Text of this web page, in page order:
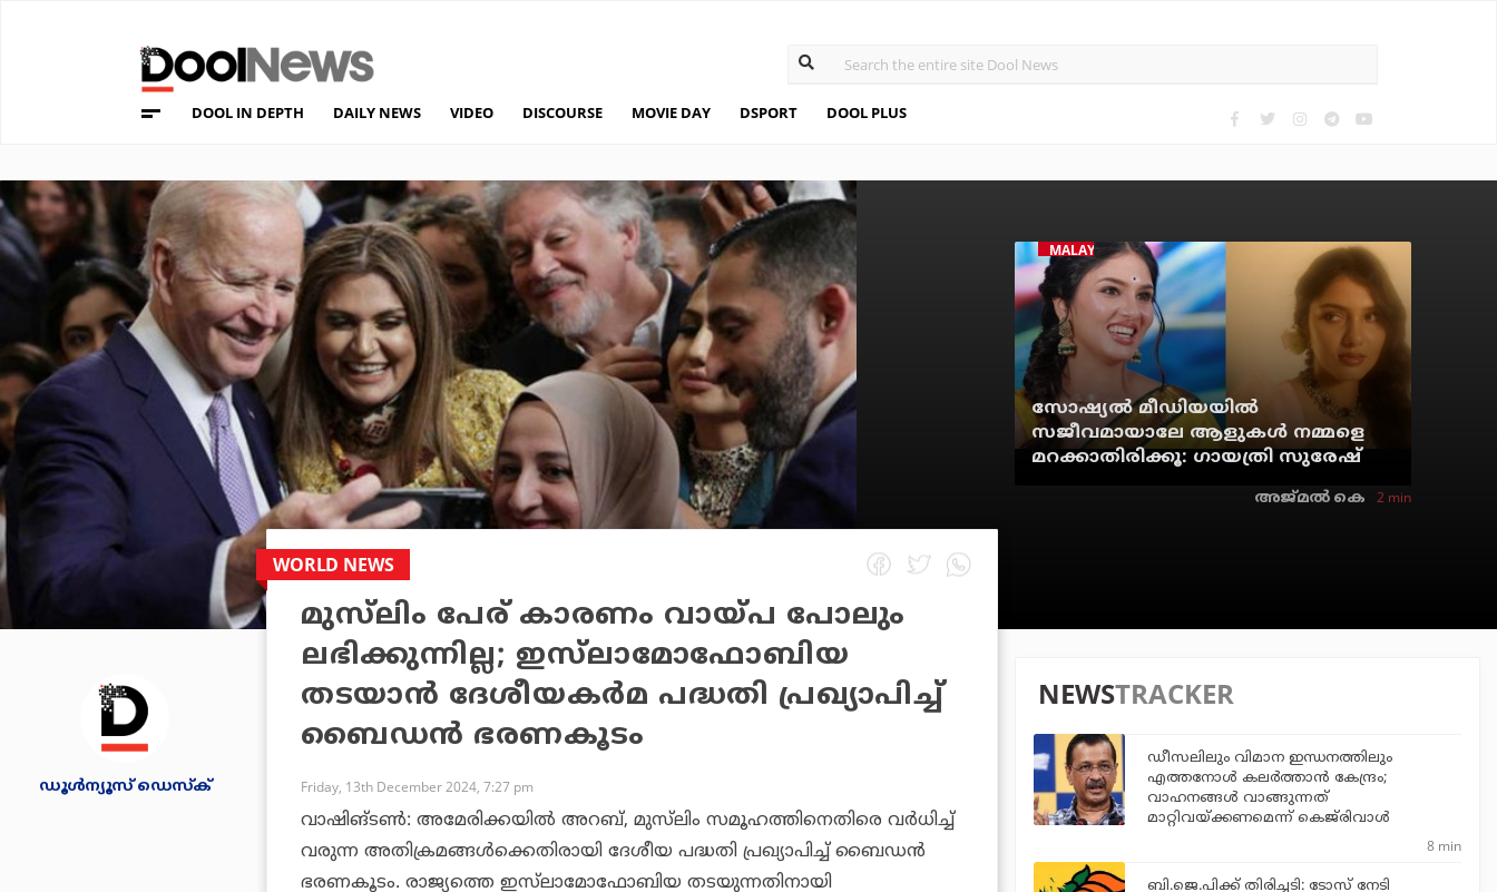
DOOL IN DEPTH DAILY NEWS VIDEO DISCOURSE MOVIE DAY DSPORT DOOL PLUS
MALAYALAM CINEMA
സോഷ്യൽ മീഡിയയിൽ
സജീവമായാലേ ആളുകൾ നമ്മളെ
മറക്കാതിരിക്കൂ: ഗായത്രി സുരേഷ്
അജ്മല്‍ കെ 2 min
ഡൂള്‍ന്യൂസ് ഡെസ്‌ക്
WORLD NEWS
മുസ്‌ലിം പേര് കാരണം വായ്പ പോലും
ലഭിക്കുന്നില്ല; ഇസ്‌ലാമോഫോബിയ
തടയാന്‍ ദേശീയകര്‍മ പദ്ധതി പ്രഖ്യാപിച്ച്
ബൈഡന്‍ ഭരണകൂടം
Friday, 13th December 2024, 7:27 pm
വാഷിങ്ടണ്‍: അമേരിക്കയില്‍ അറബ്, മുസ്‌ലിം സമൂഹത്തിനെതിരെ വര്‍ധിച്ച്
വരുന്ന അതിക്രമങ്ങള്‍ക്കെതിരായി ദേശീയ പദ്ധതി പ്രഖ്യാപിച്ച് ബൈഡന്‍
ഭരണകൂടം. രാജ്യത്തെ ഇസ്‌ലാമോഫോബിയ തടയുന്നതിനായി
NEWSTRACKER
ഡീസലിലും വിമാന ഇന്ധനത്തിലും
എത്തനോള്‍ കലര്‍ത്താന്‍ കേന്ദ്രം;
വാഹനങ്ങള്‍ വാങ്ങുന്നത്
മാറ്റിവയ്ക്കണമെന്ന് കെജ്‌രിവാള്‍
8 min
ബി.ജെ.പിക്ക് തിരിച്ചടി: ടോസ് നേടി